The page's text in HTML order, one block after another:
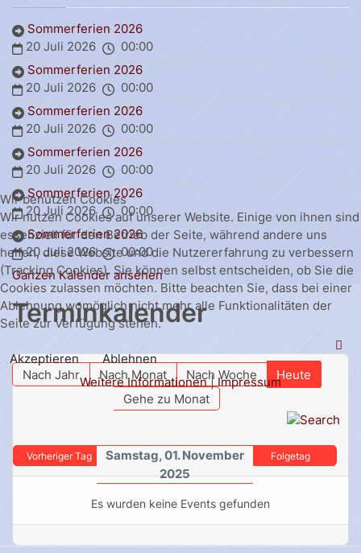
Sommerferien 2026
20 Juli 2026
00:00
Sommerferien 2026
20 Juli 2026
00:00
Sommerferien 2026
20 Juli 2026
00:00
Sommerferien 2026
20 Juli 2026
00:00
Sommerferien 2026
20 Juli 2026
00:00
Sommerferien 2026
20 Juli 2026
00:00
Ganzen Kalender ansehen
Terminkalender
Nach Jahr Nach Monat Nach Woche
Heute
Gehe zu Monat
Vorheriger Tag
Samstag, 01. November
2025
Folgetag
Es wurden keine Events gefunden
Wir benutzen Cookies
Wir nutzen Cookies auf unserer Website. Einige von ihnen sind
essenziell für den Betrieb der Seite, während andere uns
helfen, diese Website und die Nutzererfahrung zu verbessern
(Tracking Cookies). Sie können selbst entscheiden, ob Sie die
Cookies zulassen möchten. Bitte beachten Sie, dass bei einer
Ablehnung womöglich nicht mehr alle Funktionalitäten der
Seite zur Verfügung stehen.
Akzeptieren
Ablehnen
Weitere Informationen| Impressum